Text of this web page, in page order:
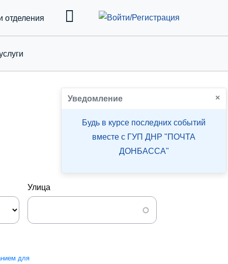
отделения
Улица
для
Уведомление ×
Будь в курсе последних событий
вместе с ГУП ДНР "ПОЧТА
ДОНБАССА"